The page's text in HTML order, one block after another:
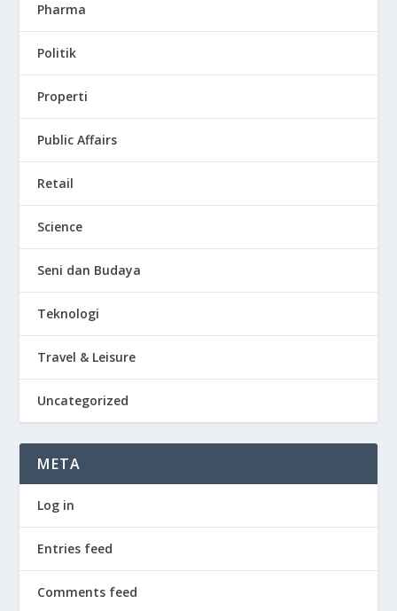
Pharma
Politik
Properti
Public Affairs
Retail
Science
Seni dan Budaya
Teknologi
Travel & Leisure
Uncategorized
META
Log in
Entries feed
Comments feed